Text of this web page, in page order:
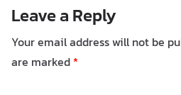
Leave a Reply
Your email address will not be
are marked *